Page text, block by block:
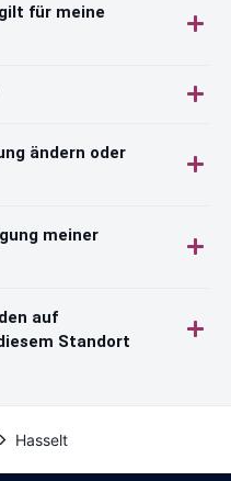
für meine
ändern oder
meiner
auf
Standort
Hasselt